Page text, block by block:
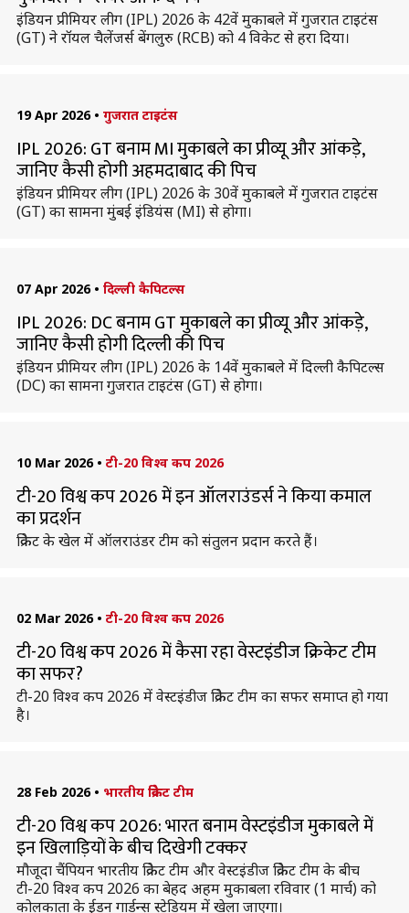
इंडियन प्रीमियर लीग (IPL) 2026 के 42वें मुकाबले में गुजरात टाइटंस
(GT) ने रॉयल चैलेंजर्स बेंगलुरु (RCB) को 4 विकेट से हरा दिया।
19 Apr 2026 • गुजरात टाइटंस
IPL 2026: GT बनाम MI मुकाबले का प्रीव्यू और आंकड़े,
जानिए कैसी होगी अहमदाबाद की पिच
इंडियन प्रीमियर लीग (IPL) 2026 के 30वें मुकाबले में गुजरात टाइटंस
(GT) का सामना मुंबई इंडियंस (MI) से होगा।
07 Apr 2026 • दिल्ली कैपिटल्स
IPL 2026: DC बनाम GT मुकाबले का प्रीव्यू और आंकड़े,
जानिए कैसी होगी दिल्ली की पिच
इंडियन प्रीमियर लीग (IPL) 2026 के 14वें मुकाबले में दिल्ली कैपिटल्स
(DC) का सामना गुजरात टाइटंस (GT) से होगा।
10 Mar 2026 • टी-20 विश्व कप 2026
टी-20 विश्व कप 2026 में इन ऑलराउंडर्स ने किया कमाल
का प्रदर्शन
क्रिकेट के खेल में ऑलराउंडर टीम को संतुलन प्रदान करते हैं।
02 Mar 2026 • टी-20 विश्व कप 2026
टी-20 विश्व कप 2026 में कैसा रहा वेस्टइंडीज क्रिकेट टीम
का सफर?
टी-20 विश्व कप 2026 में वेस्टइंडीज क्रिकेट टीम का सफर समाप्त हो गया
है।
28 Feb 2026 • भारतीय क्रिकेट टीम
टी-20 विश्व कप 2026: भारत बनाम वेस्टइंडीज मुकाबले में
इन खिलाड़ियों के बीच दिखेगी टक्कर
मौजूदा चैंपियन भारतीय क्रिकेट टीम और वेस्टइंडीज क्रिकेट टीम के बीच
टी-20 विश्व कप 2026 का बेहद अहम मुकाबला रविवार (1 मार्च) को
कोलकाता के ईडन गार्डन्स स्टेडियम में खेला जाएगा।